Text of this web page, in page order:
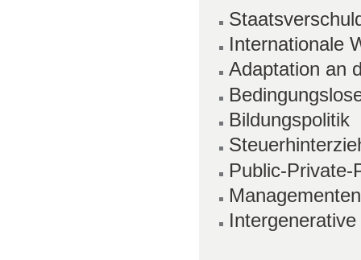
Internationale
Adaptation an
Bildungspolitik
Public-Private-